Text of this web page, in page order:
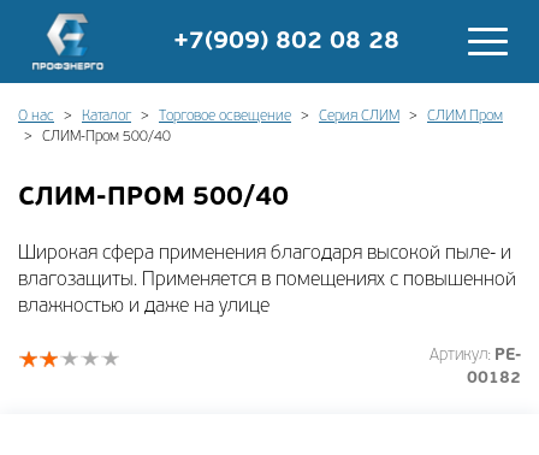
+7(909) 802 08 28
О нас Каталог Торговое освещение Серия СЛИМ
СЛИМ Пром
СЛИМ-Пром 500/40
СЛИМ-ПРОМ 500/40
Широкая сфера применения благодаря высокой пыле- и
влагозащиты. Применяется в помещениях с повышенной
влажностью и даже на улице
Артикул: PE-
00182